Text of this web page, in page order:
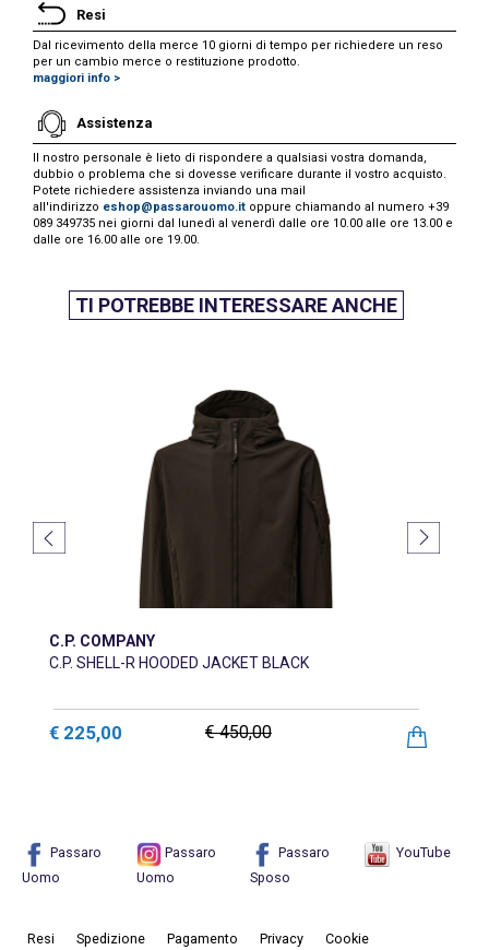
Resi
Dal ricevimento della merce 10 giorni di tempo per richiedere un reso
per un cambio merce o restituzione prodotto.
maggiori info >
Assistenza
Il nostro personale è lieto di rispondere a qualsiasi vostra domanda,
dubbio o problema che si dovesse verificare durante il vostro acquisto.
Potete richiedere assistenza inviando una mail
all'indirizzo eshop@passarouomo.it oppure chiamando al numero +39
089 349735 nei giorni dal lunedì al venerdì dalle ore 10.00 alle ore 13.00 e
dalle ore 16.00 alle ore 19.00.
TI POTREBBE INTERESSARE ANCHE
C.P. COMPANY
C.P. SHELL-R HOODED JACKET BLACK
€ 225,00 € 450,00
Passaro
Uomo
Passaro
Uomo
Passaro
Sposo
YouTube
Resi Spedizione Pagamento Privacy Cookie